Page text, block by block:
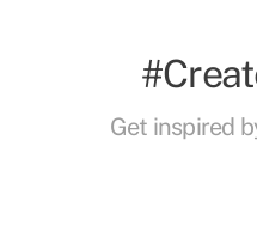
Get inspired